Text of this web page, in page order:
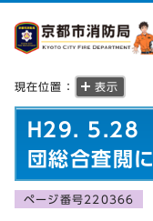
現在位置： 表示
H29. 5.28
団総合査閲
ページ番号220366